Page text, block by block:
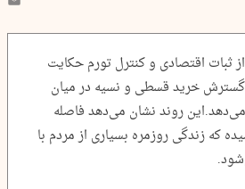
ثبات اقتصادی و کنترل تورم حکایت
گسترش خرید قسطی و نسیه در میان
روند نشان می‌دهد فاصله
که زندگی روزمره بسیاری از مردم با